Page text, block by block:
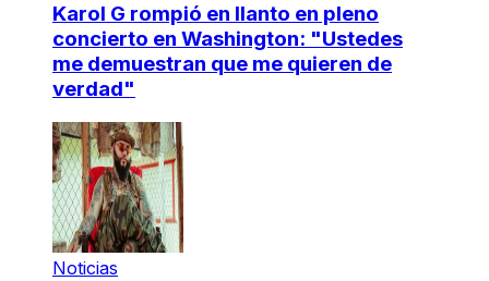
Karol G rompió en llanto en pleno
concierto en Washington: "Ustedes
me demuestran que me quieren de
verdad"
Noticias